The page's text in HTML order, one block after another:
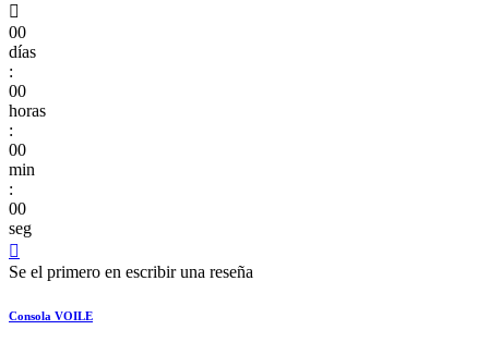

00
días
:
00
horas
:
00
min
:
00
seg

Se el primero en escribir una reseña
Consola VOILE